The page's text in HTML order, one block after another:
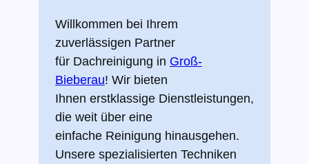
Willkommen bei Ihrem
zuverlässigen Partner
für Dachreinigung in Groß-
Bieberau! Wir bieten
Ihnen erstklassige Dienstleistungen,
die weit über eine
einfache Reinigung hinausgehen.
Unsere spezialisierten Techniken